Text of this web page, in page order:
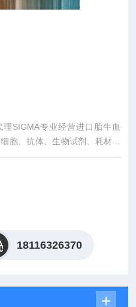
SIGMA专业经营进口胎牛血
胞、抗体、生物试剂、耗材、
均匀，吸附性好，空白值低，
18116326370